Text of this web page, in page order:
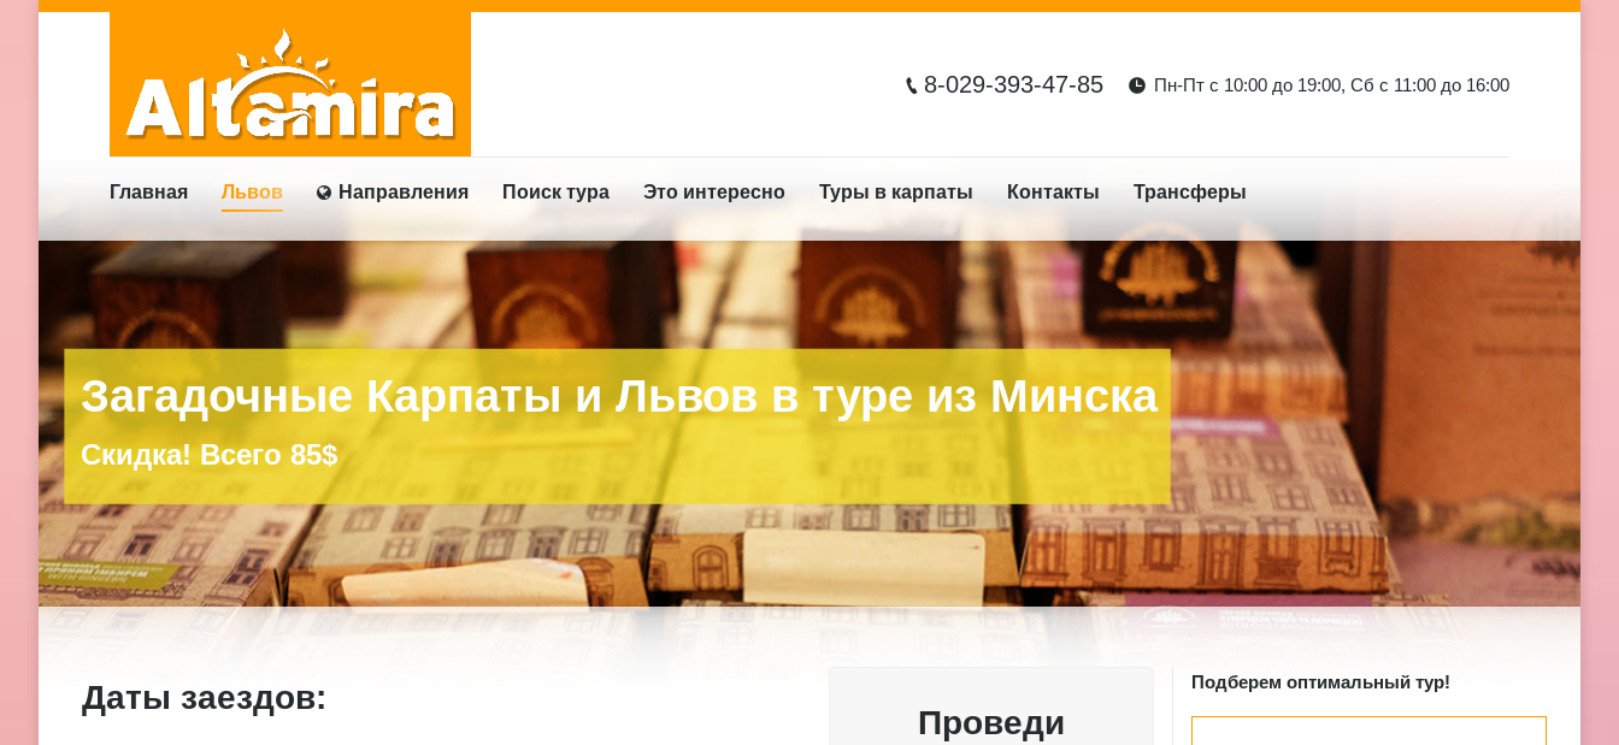
8-029-393-47-85 Пн-Пт с 10:00 до 19:00, Сб с 11:00 до 16:00
Главная Львов Направления Поиск тура Это интересно Туры в карпаты Контакты Трансферы
Загадочные Карпаты и Львов в туре из Минска
Скидка! Всего 85$
Даты заездов:
Проведи
Подберем оптимальный тур!